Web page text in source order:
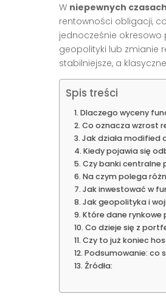
W niepewnych czasach
rentowności obligacji,
jednocześnie okresowo
geopolityki lub zmianie
stabilniejsze, a
Spis treści
Dlaczego wyceny
Co oznacza wzrost
Jak działa modified
Kiedy pojawia się
Czy banki centralne
Na czym polega
Jak inwestować w
Jak geopolityka i
Które dane
Co dzieje się z
Czy to już koniec
Podsumowanie: co
Źródła: